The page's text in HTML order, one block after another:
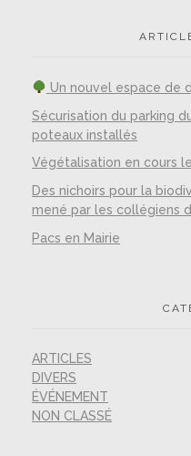
Un nouvel espace de
Sécurisation du parking
poteaux installés
Végétalisation en cours
Des nichoirs pour la
mené par les collégiens
Pacs en Mairie
ARTICLES
DIVERS
ÉVÉNEMENT
NON CLASSÉ